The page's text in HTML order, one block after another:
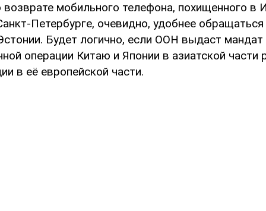
мобильного телефона, похищенного в
Петербурге, очевидно, удобнее
Будет логично, если ООН выдаст мандат
операции Китаю и Японии в азиатской части
в её европейской части.